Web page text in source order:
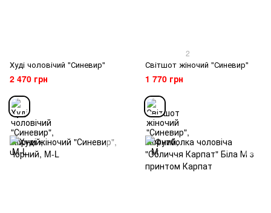
Худі чоловічий "Синевир"
2 470 грн
2
Світшот жіночий "Синевир"
1 770 грн